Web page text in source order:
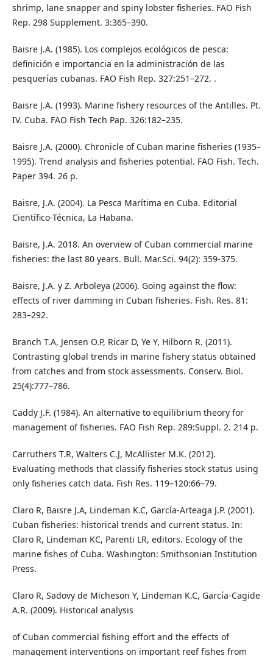
shrimp, lane snapper and spiny lobster fisheries. FAO Fish
Rep. 298 Supplement. 3:365–390.
Baisre J.A. (1985). Los complejos ecológicos de pesca:
definición e importancia en la administración de las
pesquerías cubanas. FAO Fish Rep. 327:251–272. .
Baisre J.A. (1993). Marine fishery resources of the Antilles. Pt.
IV. Cuba. FAO Fish Tech Pap. 326:182–235.
Baisre J.A. (2000). Chronicle of Cuban marine fisheries (1935–
1995). Trend analysis and fisheries potential. FAO Fish. Tech.
Paper 394. 26 p.
Baisre, J.A. (2004). La Pesca Marítima en Cuba. Editorial
Científico-Técnica, La Habana.
Baisre, J.A. 2018. An overview of Cuban commercial marine
fisheries: the last 80 years. Bull. Mar.Sci. 94(2): 359-375.
Baisre, J.A. y Z. Arboleya (2006). Going against the flow:
effects of river damming in Cuban fisheries. Fish. Res. 81:
283–292.
Branch T.A, Jensen O.P, Ricar D, Ye Y, Hilborn R. (2011).
Contrasting global trends in marine ﬁshery status obtained
from catches and from stock assessments. Conserv. Biol.
25(4):777–786.
Caddy J.F. (1984). An alternative to equilibrium theory for
management of fisheries. FAO Fish Rep. 289:Suppl. 2. 214 p.
Carruthers T.R, Walters C.J, McAllister M.K. (2012).
Evaluating methods that classify fisheries stock status using
only fisheries catch data. Fish Res. 119–120:66–79.
Claro R, Baisre J.A, Lindeman K.C, García-Arteaga J.P. (2001).
Cuban fisheries: historical trends and current status. In:
Claro R, Lindeman KC, Parenti LR, editors. Ecology of the
marine fishes of Cuba. Washington: Smithsonian Institution
Press.
Claro R, Sadovy de Micheson Y, Lindeman K.C, García-Cagide
A.R. (2009). Historical analysis
of Cuban commercial fishing effort and the effects of
management interventions on important reef fishes from